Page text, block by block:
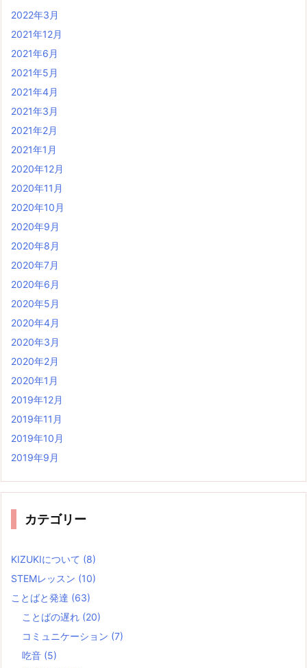
2022年3月
2021年12月
2021年6月
2021年5月
2021年4月
2021年3月
2021年2月
2021年1月
2020年12月
2020年11月
2020年10月
2020年9月
2020年8月
2020年7月
2020年6月
2020年5月
2020年4月
2020年3月
2020年2月
2020年1月
2019年12月
2019年11月
2019年10月
2019年9月
カテゴリー
KIZUKIについて (8)
STEMレッスン (10)
ことばと発達 (63)
ことばの遅れ (20)
コミュニケーション (7)
吃音 (5)